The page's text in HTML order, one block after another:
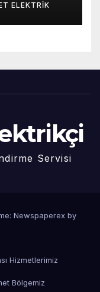
ELEKTRIK
Servisi
Newspaperex by
Hizmetlerimiz
Bölgemiz